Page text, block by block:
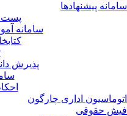
سامانه پیشنهادها
پست
سامانه
پذیرش
اتوماسیون اداری چارگون
فیش حقوقی